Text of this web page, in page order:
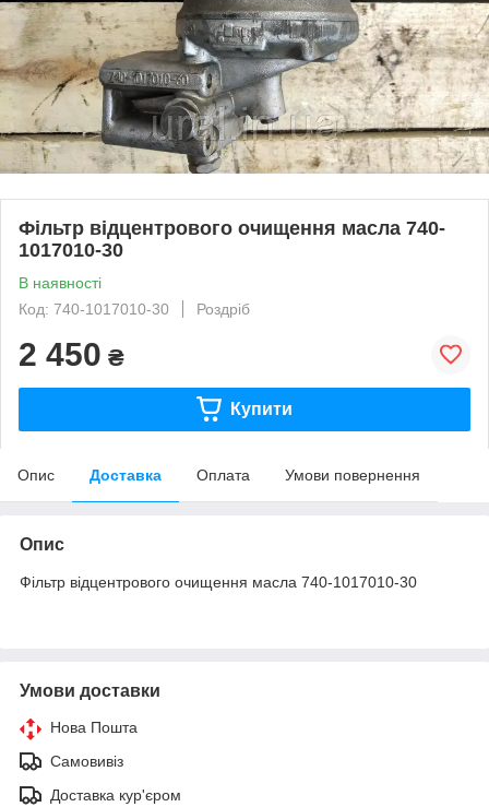
Фільтр відцентрового очищення масла 740-
1017010-30
В наявності
Код: 740-1017010-30
Роздріб
2 450 ₴
Купити
Опис Доставка Оплата Умови повернення
Опис
Фільтр відцентрового очищення масла 740-1017010-30
Умови доставки
Нова Пошта
Самовивіз
Доставка кур'єром